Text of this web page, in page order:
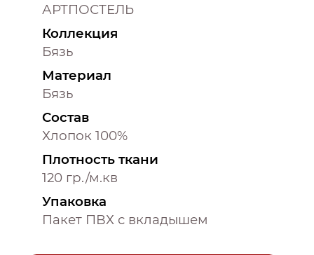
АРТПОСТЕЛЬ
Коллекция
Бязь
Материал
Бязь
Состав
Хлопок 100%
Плотность ткани
120 гр./м.кв
Упаковка
Пакет ПВХ с вкладышем